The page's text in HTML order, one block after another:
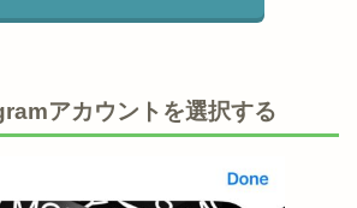
アカウントを選択する